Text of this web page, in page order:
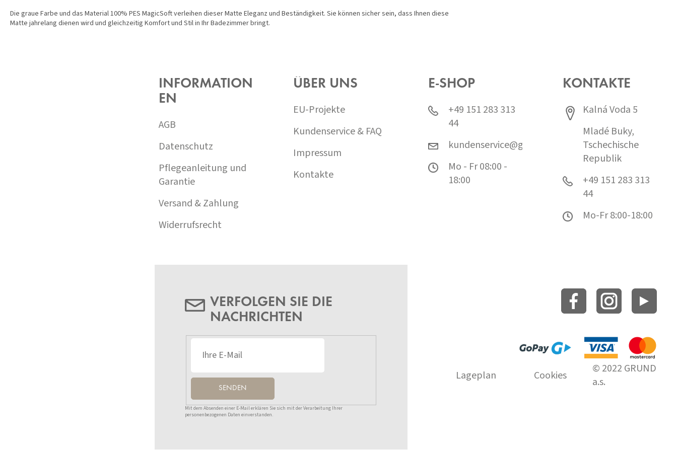
Die graue Farbe und das Material 100% PES MagicSoft verleihen dieser Matte Eleganz und Beständigkeit. Sie können sicher sein, dass Ihnen diese
Matte jahrelang dienen wird und gleichzeitig Komfort und Stil in Ihr Badezimmer bringt.
INFORMATION
EN
AGB
Datenschutz
Pflegeanleitung und
Garantie
Versand & Zahlung
Widerrufsrecht
ÜBER UNS
EU-Projekte
Kundenservice & FAQ
Impressum
Kontakte
E-SHOP
+49 151 283 313
44
kundenservice@grund.cz
Mo - Fr 08:00 -
18:00
KONTAKTE
Kalná Voda 5
Mladé Buky,
Tschechische
Republik
+49 151 283 313
44
Mo-Fr 8:00-18:00
VERFOLGEN SIE DIE
NACHRICHTEN
SENDEN
Mit dem Absenden einer E-Mail erklären Sie sich mit der Verarbeitung Ihrer
personenbezogenen Daten einverstanden.
Lageplan Cookies
© 2022 GRUND
a.s.